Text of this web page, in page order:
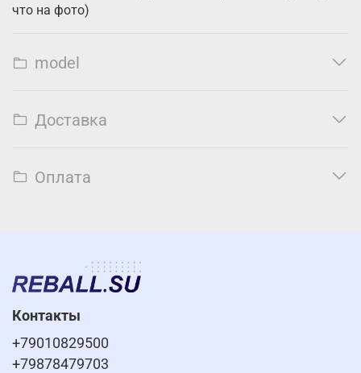
что на фото)
model
Доставка
Оплата
Контакты
+79010829500
+79878479703